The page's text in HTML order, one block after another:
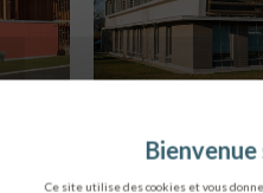
Ce site utilise des cookies et vous